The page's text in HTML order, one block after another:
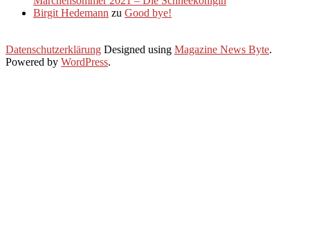
Birgit Hedemann zu Good bye!
Datenschutzerklärung Designed using Magazine News Byte.
Powered by WordPress.